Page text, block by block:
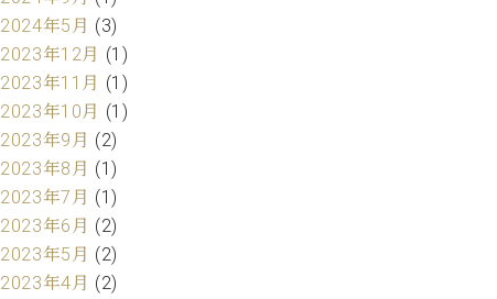
2024年5月 (3)
2023年12月 (1)
2023年11月 (1)
2023年10月 (1)
2023年9月 (2)
2023年8月 (1)
2023年7月 (1)
2023年6月 (2)
2023年5月 (2)
2023年4月 (2)